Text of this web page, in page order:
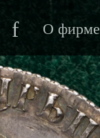
f О фирме